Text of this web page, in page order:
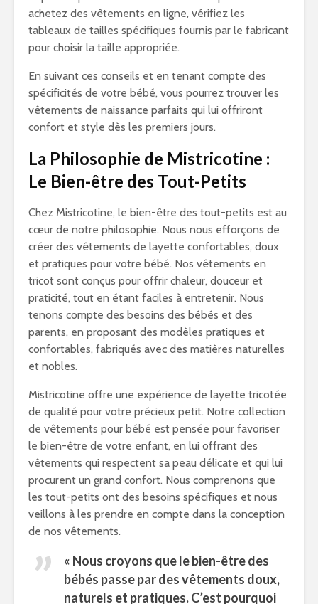
achetez des vêtements en ligne, vérifiez les
tableaux de tailles spécifiques fournis par le fabricant
pour choisir la taille appropriée.
En suivant ces conseils et en tenant compte des
spécificités de votre bébé, vous pourrez trouver les
vêtements de naissance parfaits qui lui offriront
confort et style dès les premiers jours.
La Philosophie de Mistricotine :
Le Bien-être des Tout-Petits
Chez Mistricotine, le bien-être des tout-petits est au
cœur de notre philosophie. Nous nous efforçons de
créer des vêtements de layette confortables, doux
et pratiques pour votre bébé. Nos vêtements en
tricot sont conçus pour offrir chaleur, douceur et
praticité, tout en étant faciles à entretenir. Nous
tenons compte des besoins des bébés et des
parents, en proposant des modèles pratiques et
confortables, fabriqués avec des matières naturelles
et nobles.
Mistricotine offre une expérience de layette tricotée
de qualité pour votre précieux petit. Notre collection
de vêtements pour bébé est pensée pour favoriser
le bien-être de votre enfant, en lui offrant des
vêtements qui respectent sa peau délicate et qui lui
procurent un grand confort. Nous comprenons que
les tout-petits ont des besoins spécifiques et nous
veillons à les prendre en compte dans la conception
de nos vêtements.
« Nous croyons que le bien-être des
bébés passe par des vêtements doux,
naturels et pratiques. C’est pourquoi